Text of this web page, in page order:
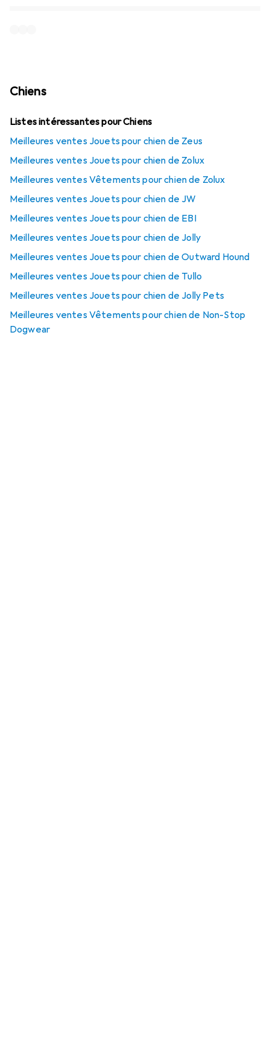
Chiens
Listes intéressantes pour Chiens
Meilleures ventes Jouets pour chien de Zeus
Meilleures ventes Jouets pour chien de Zolux
Meilleures ventes Vêtements pour chien de Zolux
Meilleures ventes Jouets pour chien de JW
Meilleures ventes Jouets pour chien de EBI
Meilleures ventes Jouets pour chien de Jolly
Meilleures ventes Jouets pour chien de Outward Hound
Meilleures ventes Jouets pour chien de Tullo
Meilleures ventes Jouets pour chien de Jolly Pets
Meilleures ventes Vêtements pour chien de Non-Stop
Dogwear